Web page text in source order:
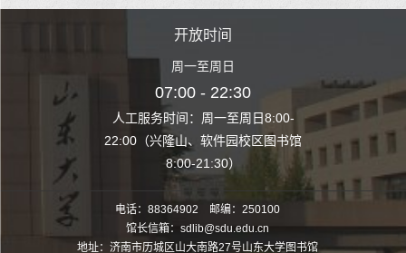
至周日8:00-
园校区图书馆
开放时间
周一至周日
07:00 - 22:30
人工服务时间：周一至周日8:00-
22:00（兴隆山、软件园校区图书馆
8:00-21:30）
人工服务时间
22:00（兴隆山
电话：88364902 邮编：250100
馆长信箱：sdlib@sdu.edu.cn
地址：济南市历城区山大南路27号山东大学图书馆